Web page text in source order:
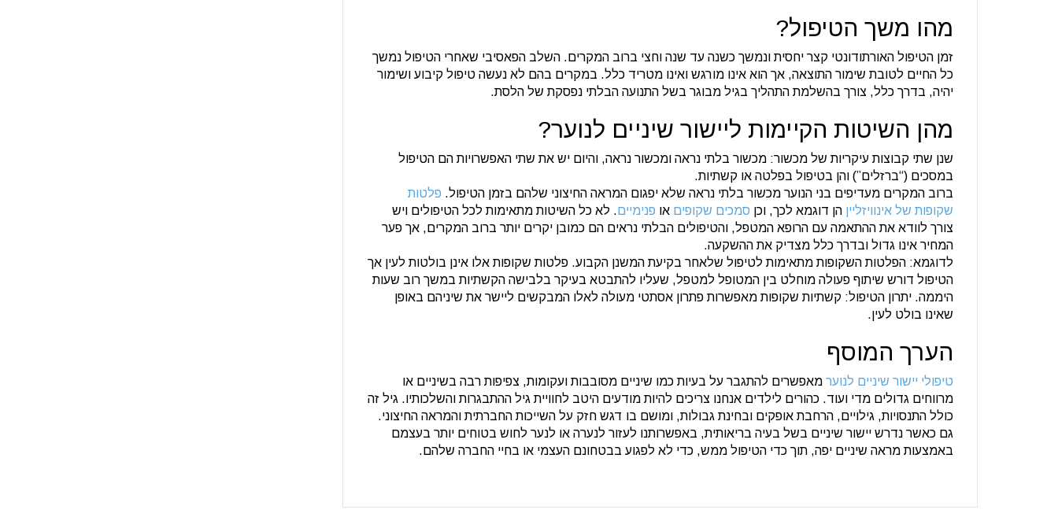
מהו משך הטיפול?
זמן הטיפול האורתודונטי קצר יחסית ונמשך כשנה עד שנה וחצי ברוב המקרים. השלב הפאסיבי שאחרי הטיפול נמשך
כל החיים לטובת שימור התוצאה, אך הוא אינו מורגש ואינו מטריד כלל. במקרים בהם לא נעשה טיפול קיבוע ושימור
יהיה, בדרך כלל, צורך בהשלמת התהליך בגיל מבוגר בשל התנועה הבלתי נפסקת של הלסת.
מהן השיטות הקיימות ליישור שיניים לנוער?
שנן שתי קבוצות עיקריות של מכשור: מכשור בלתי נראה ומכשור נראה, והיום יש את שתי האפשרויות הם הטיפול
במסכים (“ברזלים”) והן בטיפול בפלטה או קשתיות.
ברוב המקרים מעדיפים בני הנוער מכשור בלתי נראה שלא יפגום המראה החיצוני שלהם בזמן הטיפול. פלטות
שקופות של אינוויזליין הן דוגמא לכך, וכן סמכים שקופים או פנימיים. לא כל השיטות מתאימות לכל הטיפולים ויש
צורך לוודא את ההתאמה עם הרופא המטפל, והטיפולים הבלתי נראים הם כמובן יקרים יותר ברוב המקרים, אך פער
המחיר אינו גדול ובדרך כלל מצדיק את ההשקעה.
לדוגמא: הפלטות השקופות מתאימות לטיפול שלאחר בקיעת המשנן הקבוע. פלטות שקופות אלו אינן בולטות לעין אך
הטיפול דורש שיתוף פעולה מוחלט בין המטופל למטפל, שעליו להתבטא בעיקר בלבישה הקשתיות במשך רוב שעות
היממה. יתרון הטיפול: קשתיות שקופות מאפשרות פתרון אסתטי מעולה לאלו המבקשים ליישר את שיניהם באופן
שאינו בולט לעין.
הערך המוסף
טיפולי יישור שיניים לנוער מאפשרים להתגבר על בעיות כמו שיניים מסובבות ועקומות, צפיפות רבה בשיניים או
מרווחים גדולים מדי ועוד. כהורים לילדים אנחנו צריכים להיות מודעים היטב לחוויית גיל ההתבגרות והשלכותיו. גיל זה
כולל התנסויות, גילויים, הרחבת אופקים ובחינת גבולות, ומושם בו דגש חזק על השייכות החברתית והמראה החיצוני.
גם כאשר נדרש יישור שיניים בשל בעיה בריאותית, באפשרותנו לעזור לנערה או לנער לחוש בטוחים יותר בעצמם
באמצעות מראה שיניים יפה, תוך כדי הטיפול ממש, כדי לא לפגוע בבטחונם העצמי או בחיי החברה שלהם.